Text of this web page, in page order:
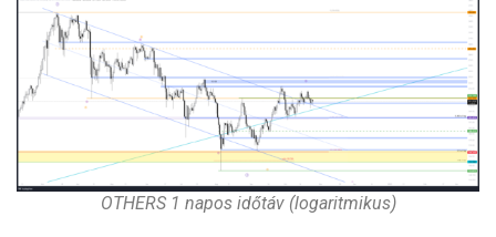
OTHERS 1 napos időtáv (logaritmikus)